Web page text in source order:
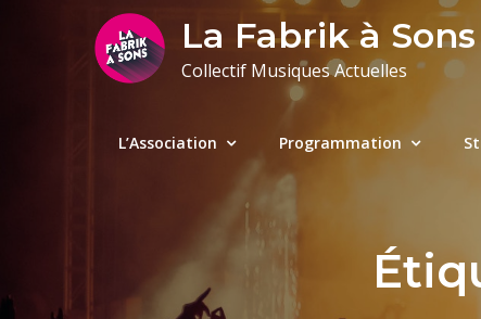
La Fabrik à Sons
Collectif Musiques Actuelles
L’Association Programmation